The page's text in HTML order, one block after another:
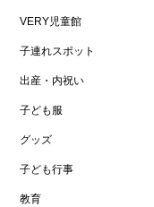
VERY児童館
子連れスポット
出産・内祝い
子ども服
グッズ
子ども行事
教育